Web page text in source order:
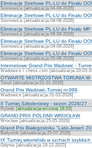
Eliminacje Strefowe PL-LU do Finału
Sosnowica [aktualizacja:04-08-2026]
Eliminacje Strefowe PL-LU do Finału
Sosnowica [aktualizacja:04-08-2026]
Eliminacje Strefowe PL-LU do Finału
Sosnowica [aktualizacja:06-08-2026]
Eliminacje Strefowe PL-LU do Finału
Sosnowica [aktualizacja:04-08-2026]
Eliminacje Strefowe PL-LU do Finału
Sosnowica [aktualizacja:05-08-2026]
Internetowe Grand Prix Wadowic -
Wadowice / chess.com [aktualizacja:10-03-
OTWARTE MISTRZOSTWA TORUNIA
Toruń [aktualizacja:01-01-2026]
Grand Prix Wadowic-Turniej nr.999
Wadowice [aktualizacja:31-03-2026]
II Turniej Szkoleniowy - sezon 2026/27 -
Rybnik [aktualizacja:wczoraj 18:03]
GRAND PRIX POLONII WROCŁAW
Wrocław [aktualizacja:25-05-2026]
Grand Prix Białegostoku "Lato-Jesień
Białystok [aktualizacja:25-07-2026]
IX Turniej witomiński w szchach szybkich
Gdynia [aktualizacja:19-12-2025]